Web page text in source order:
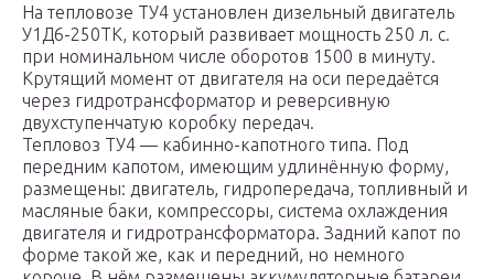
На тепловозе ТУ4 установлен дизельный двигатель
У1Д6-250ТК, который развивает мощность 250 л. с.
при номинальном числе оборотов 1500 в минуту.
Крутящий момент от двигателя на оси передаётся
через гидротрансформатор и реверсивную
двухступенчатую коробку передач.
Тепловоз ТУ4 — кабинно-капотного типа. Под
передним капотом, имеющим удлинённую форму,
размещены: двигатель, гидропередача, топливный и
масляные баки, компрессоры, система охлаждения
двигателя и гидротрансформатора. Задний капот по
форме такой же, как и передний, но немного